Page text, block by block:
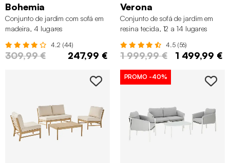
Bohemia
Conjunto de jardim com sofá em
madeira, 4 lugares
4.2 (44)
309,99 € 247,99 €
Verona
Conjunto de sofá de jardim em
resina tecida, 12 a 14 lugares
4.5 (56)
1 999,99 € 1 499,99 €
PROMO -40%